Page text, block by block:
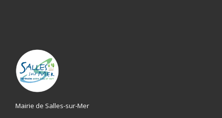
Mairie de Salles-sur-Mer